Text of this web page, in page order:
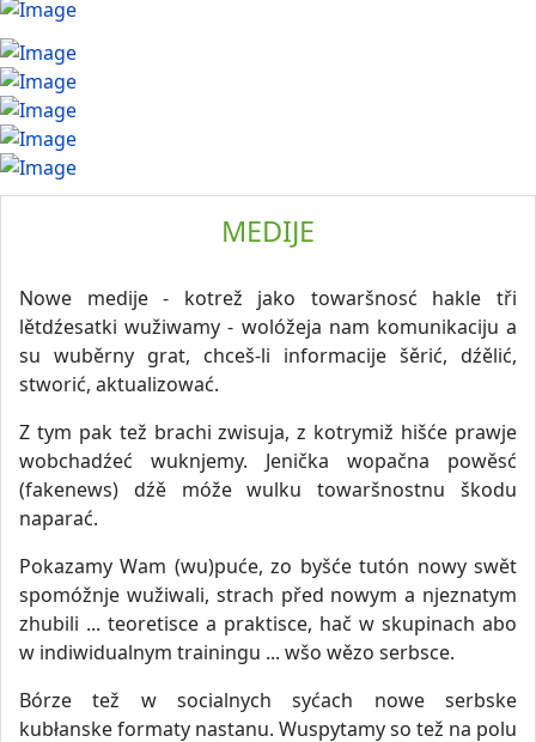
MEDIJE
Nowe medije - kotrež jako towaršnosć hakle tři
lětdźesatki wužiwamy - wolóžeja nam komunikaciju a
su wuběrny grat, chceš-li informacije šěrić, dźělić,
stworić, aktualizować.
Z tym pak tež brachi zwisuja, z kotrymiž hišće prawje
wobchadźeć wuknjemy. Jenička wopačna powěsć
(fakenews) dźě móže wulku towaršnostnu škodu
naparać.
Pokazamy Wam (wu)puće, zo byšće tutón nowy swět
spomóžnje wužiwali, strach před nowym a njeznatym
zhubili ... teoretisce a praktisce, hač w skupinach abo
w indiwidualnym trainingu ... wšo wězo serbsce.
Bórze tež w socialnych syćach nowe serbske
kubłanske formaty nastanu. Wuspytamy so tež na polu